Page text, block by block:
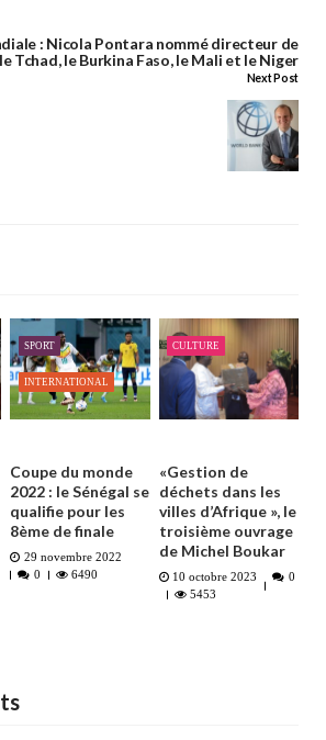
: Nicola Pontara nommé directeur de
Tchad, le Burkina Faso, le Mali et le Niger
Next Post
SPORT
INTERNATIONAL
Coupe du monde
2022 : le Sénégal se
qualifie pour les
8ème de finale
29 novembre 2022
0
6490
CULTURE
«Gestion de
déchets dans les
villes d’Afrique », le
troisième ouvrage
de Michel Boukar
10 octobre 2023
0
5453